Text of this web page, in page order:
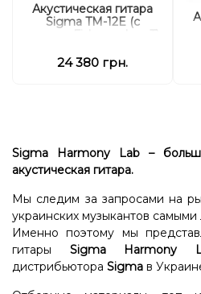
Акустическая гитара
Sigma TM-12E (с
24 380 грн.
Sigma Harmony Lab –
акустическая гитара.
Мы следим за запросами на
украинских музыкантов
Именно поэтому мы
гитары Sigma Harmony
дистрибьютора Sigma в